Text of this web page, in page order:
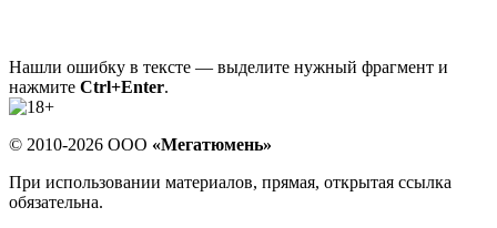
Нашли ошибку в тексте — выделите нужный фрагмент и
нажмите Ctrl+Enter.
© 2010-2026 ООО «Мегатюмень»
При использовании материалов, прямая, открытая ссылка
обязательна.